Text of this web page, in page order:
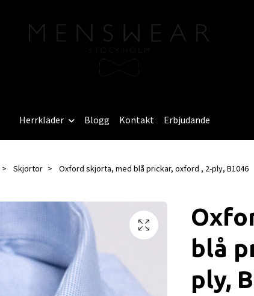
Herrkläder Blogg Kontakt Erbjudande
Skjortor Oxford skjorta, med blå prickar, oxford , 2-ply, B1046
blå
ply,